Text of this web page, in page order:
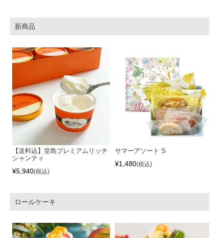
新商品
【送料込】堂島プレミアムリッチ
シャンティ
¥5,940 税込
サマーアソート S
¥1,480 税込
ロールケーキ